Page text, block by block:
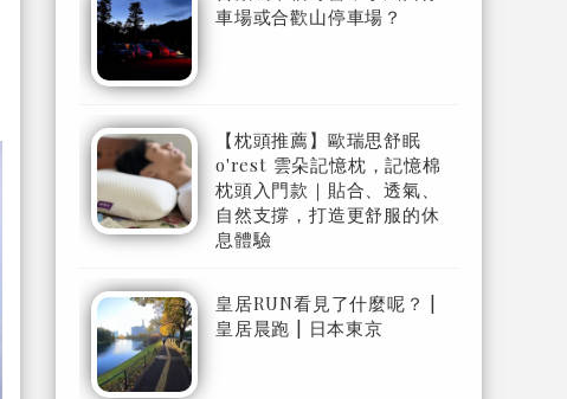
車場或合歡山停車場？
【枕頭推薦】歐瑞思舒眠
o'rest 雲朵記憶枕，記憶棉
枕頭入門款｜貼合、透氣、
自然支撐，打造更舒服的休
息體驗
皇居RUN看見了什麼呢？ |
皇居晨跑 | 日本東京